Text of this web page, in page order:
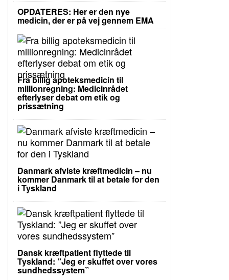
OPDATERES: Her er den nye
medicin, der er på vej gennem EMA
Fra billig apoteksmedicin til
millionregning: Medicinrådet
efterlyser debat om etik og
prissætning
Danmark afviste kræftmedicin – nu
kommer Danmark til at betale for den
i Tyskland
Dansk kræftpatient flyttede til
Tyskland: ”Jeg er skuffet over vores
sundhedssystem”